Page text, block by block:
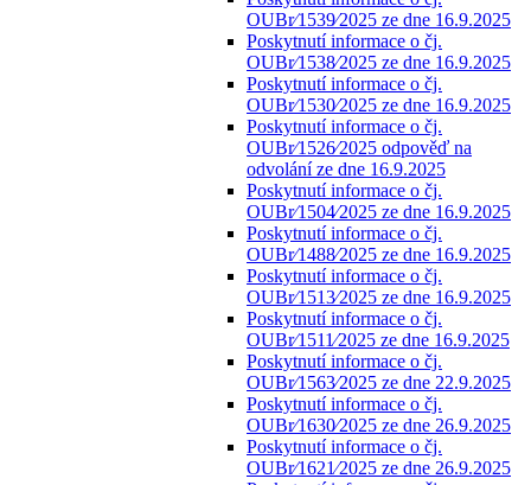
OUBr⁄1539⁄2025 ze dne 16.9.2025
Poskytnutí informace o čj.
OUBr⁄1538⁄2025 ze dne 16.9.2025
Poskytnutí informace o čj.
OUBr⁄1530⁄2025 ze dne 16.9.2025
Poskytnutí informace o čj.
OUBr⁄1526⁄2025 odpověď na
odvolání ze dne 16.9.2025
Poskytnutí informace o čj.
OUBr⁄1504⁄2025 ze dne 16.9.2025
Poskytnutí informace o čj.
OUBr⁄1488⁄2025 ze dne 16.9.2025
Poskytnutí informace o čj.
OUBr⁄1513⁄2025 ze dne 16.9.2025
Poskytnutí informace o čj.
OUBr⁄1511⁄2025 ze dne 16.9.2025
Poskytnutí informace o čj.
OUBr⁄1563⁄2025 ze dne 22.9.2025
Poskytnutí informace o čj.
OUBr⁄1630⁄2025 ze dne 26.9.2025
Poskytnutí informace o čj.
OUBr⁄1621⁄2025 ze dne 26.9.2025